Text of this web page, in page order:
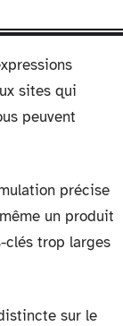
sites qui
peuvent
précise
un produit
clés trop larges
sur le